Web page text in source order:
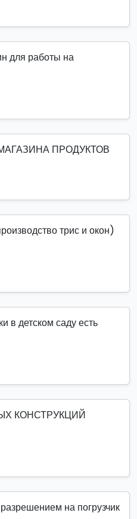
для работы на
ПРОДУКТОВ
трис и окон)
в детском саду есть
КОНСТРУКЦИЙ
на погрузчик